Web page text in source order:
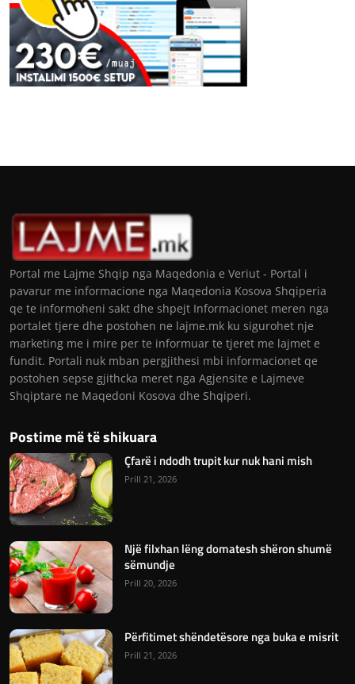
Portal me Lajme Shqip nga Maqedonia e Veriut - Portal i
pavarur me informacione nga Maqedonia Kosova Shqiperia
qe te informoheni sakt dhe shpejt Informacionet meren nga
portalet tjere dhe postohen ne lajme.mk ku sigurohet nje
marketing me i mire per te informuar te tjeret me lajmet e
fundit. Portali nuk mban pergjithesi mbi informacionet qe
postohen sepse gjithcka meret nga Agjensite e Lajmeve
Shqiptare ne Maqedoni Kosova dhe Shqiperi.
Postime më të shikuara
Çfarë i ndodh trupit kur nuk hani mish
Prill 21, 2026
Një filxhan lëng domatesh shëron shumë
sëmundje
Prill 20, 2026
Përfitimet shëndetësore nga buka e misrit
Prill 21, 2026